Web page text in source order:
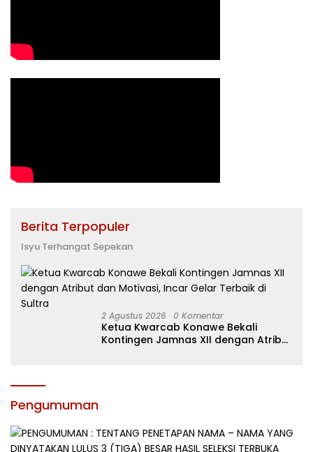
Berita Terpopuler
Isyu Terhangat Sepekan
2 Agustus 2026 0 Komentar
Ketua Kwarcab Konawe Bekali
Kontingen Jamnas XII dengan Atribut
Pengumuman